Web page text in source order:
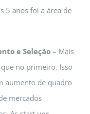
5 anos foi a área de
e Seleção – Mais
no primeiro. Isso
aumento de quadro
mercados